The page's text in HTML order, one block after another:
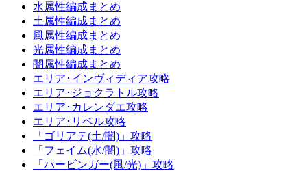
水属性編成まとめ
土属性編成まとめ
風属性編成まとめ
光属性編成まとめ
闇属性編成まとめ
エリア･インヴィディア攻略
エリア･ジョクラトル攻略
エリア･カレンダエ攻略
エリア･リベル攻略
「ゴリアテ(土/闇)」攻略
「フェイム(水/闇)」攻略
「ハービンガー(風/光)」攻略